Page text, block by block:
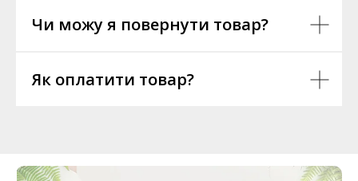
Чи можу я повернути товар?
Як оплатити товар?